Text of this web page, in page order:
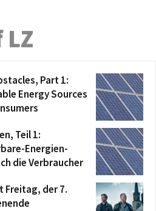
Part 1:
Energy Sources
Teil 1:
Energien-
die Verbraucher
Freitag, der 7.